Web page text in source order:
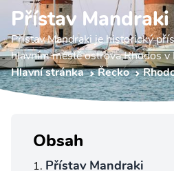
Přístav Mandraki
Přístav Mandraki je historický
hlavním městě ostrova Rhodos v
Hlavní stránka
Řecko
Obsah
Přístav Mandraki